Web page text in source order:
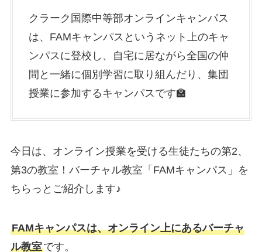
クラーク国際中等部オンラインキャンパス
は、FAMキャンパスというネット上のキャ
ンパスに登校し、自宅に居ながら全国の仲
間と一緒に個別学習に取り組んだり、集団
授業に参加するキャンパスです🏫
今日は、オンライン授業を受ける生徒たちの第2、
第3の教室！バーチャル教室「FAMキャンパス」を
ちらっとご紹介します♪
FAMキャンパスは、オンライン上にあるバーチャ
ル教室です。